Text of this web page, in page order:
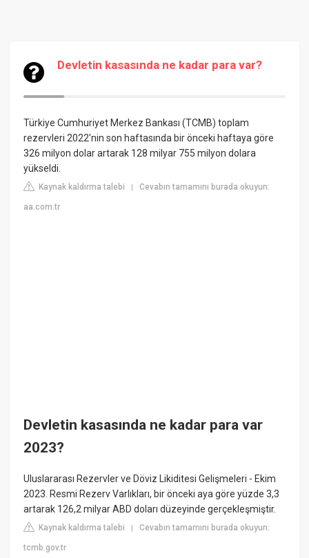
Devletin kasasında ne kadar para var?
Türkiye Cumhuriyet Merkez Bankası (TCMB) toplam
rezervleri 2022'nin son haftasında bir önceki haftaya göre
326 milyon dolar artarak 128 milyar 755 milyon dolara
yükseldi.
Kaynak kaldırma talebi |Cevabın tamamını burada okuyun:
aa.com.tr
Devletin kasasında ne kadar para var
2023?
Uluslararası Rezervler ve Döviz Likiditesi Gelişmeleri - Ekim
2023. Resmi Rezerv Varlıkları, bir önceki aya göre yüzde 3,3
artarak 126,2 milyar ABD doları düzeyinde gerçekleşmiştir.
Kaynak kaldırma talebi |Cevabın tamamını burada okuyun:
tcmb.gov.tr